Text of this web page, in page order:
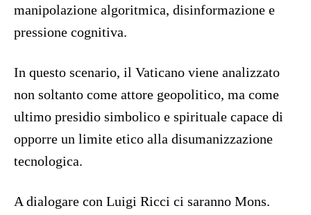
manipolazione algoritmica, disinformazione e
pressione cognitiva.
In questo scenario, il Vaticano viene analizzato
non soltanto come attore geopolitico, ma come
ultimo presidio simbolico e spirituale capace di
opporre un limite etico alla disumanizzazione
tecnologica.
A dialogare con Luigi Ricci ci saranno Mons.